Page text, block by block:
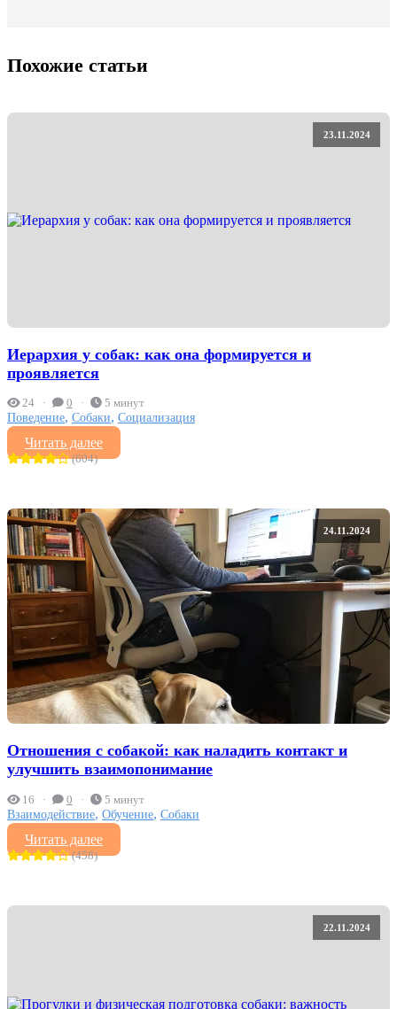
Похожие статьи
23.11.2024
Иерархия у собак: как она формируется и
проявляется
24 0 5 минут
Поведение, Собаки, Социализация
Читать далее
(604)
24.11.2024
Отношения с собакой: как наладить контакт и
улучшить взаимопонимание
16 0 5 минут
Взаимодействие, Обучение, Собаки
Читать далее
(458)
22.11.2024